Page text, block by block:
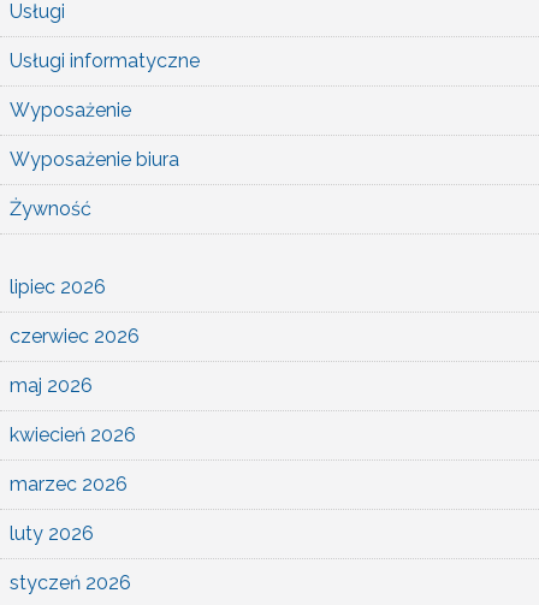
Usługi
Usługi informatyczne
Wyposażenie
Wyposażenie biura
Żywność
lipiec 2026
czerwiec 2026
maj 2026
kwiecień 2026
marzec 2026
luty 2026
styczeń 2026